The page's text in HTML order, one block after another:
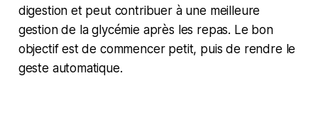
digestion et peut contribuer à une meilleure
gestion de la glycémie après les repas. Le bon
objectif est de commencer petit, puis de rendre le
geste automatique.